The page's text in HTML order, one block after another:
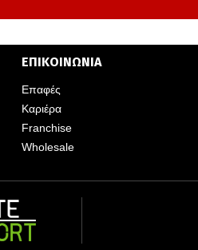
ΕΠΙΚΟΙΝΩΝΙΑ
Επαφές
Καριέρα
Franchise
Wholesale